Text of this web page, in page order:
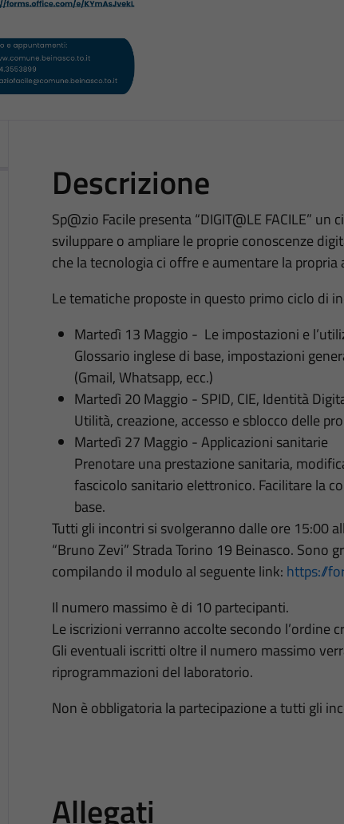
Descrizione
Sp@zio Facile presenta “DIGIT@LE FACILE”
sviluppare o ampliare le proprie conoscenze
che la tecnologia ci offre e aumentare la
Le tematiche proposte in questo primo ciclo di
Martedì 13 Maggio - Le impostazioni e
Glossario inglese di base, impostazioni
(Gmail, Whatsapp, ecc.)
Martedì 20 Maggio - SPID, CIE, Identità
Utilità, creazione, accesso e sblocco delle
Martedì 27 Maggio - Applicazioni sanitarie
Prenotare una prestazione sanitaria,
fascicolo sanitario elettronico. Facilitare la
base.
Tutti gli incontri si svolgeranno dalle ore 15:00
“Bruno Zevi” Strada Torino 19 Beinasco. Sono
compilando il modulo al seguente link: https://
Il numero massimo è di 10 partecipanti.
Le iscrizioni verranno accolte secondo l’ordine
Gli eventuali iscritti oltre il numero massimo
riprogrammazioni del laboratorio.
Non è obbligatoria la partecipazione a tutti gli
Allegati